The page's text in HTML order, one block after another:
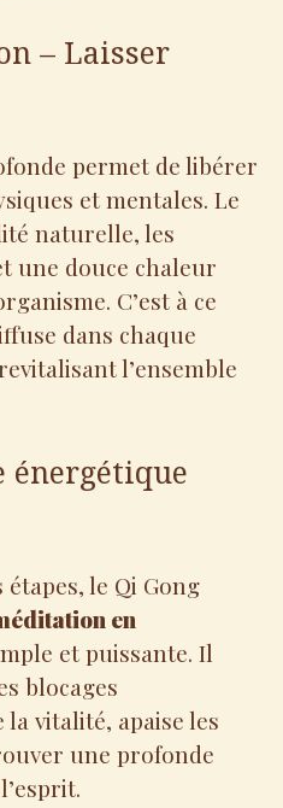
– Laisser
permet de libérer
et mentales. Le
naturelle, les
une douce chaleur
C’est à ce
dans chaque
l’ensemble
énergétique
le Qi Gong
en
et puissante. Il
blocages
vitalité, apaise les
une profonde